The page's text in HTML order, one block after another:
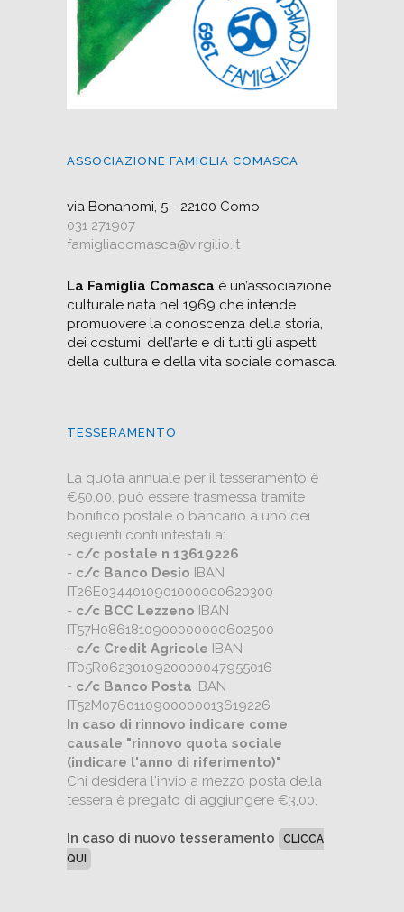
ASSOCIAZIONE FAMIGLIA COMASCA
via Bonanomi, 5 - 22100 Como
031 271907
famigliacomasca@virgilio.it
La Famiglia Comasca è un’associazione
culturale nata nel 1969 che intende
promuovere la conoscenza della storia,
dei costumi, dell’arte e di tutti gli aspetti
della cultura e della vita sociale comasca.
TESSERAMENTO
La quota annuale per il tesseramento è
€50,00, può essere trasmessa tramite
bonifico postale o bancario a uno dei
seguenti conti intestati a:
- c/c postale n 13619226
- c/c Banco Desio IBAN
IT26E0344010901000000620300
- c/c BCC Lezzeno IBAN
IT57H0861810900000000602500
- c/c Credit Agricole IBAN
IT05R0623010920000047955016
- c/c Banco Posta IBAN
IT52M0760110900000013619226
In caso di rinnovo indicare come
causale "rinnovo quota sociale
(indicare l'anno di riferimento)"
Chi desidera l'invio a mezzo posta della
tessera è pregato di aggiungere €3,00.
In caso di nuovo tesseramento
CLICCA
QUI